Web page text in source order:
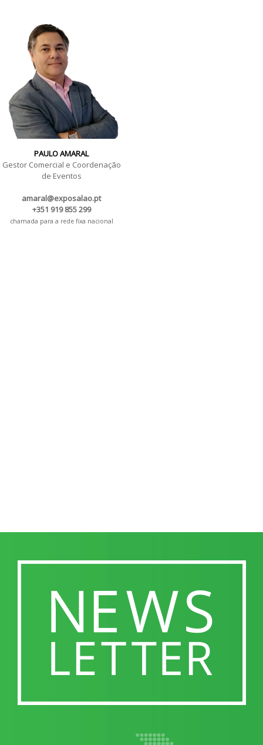
PAULO AMARAL
Gestor Comercial e Coordenação
de Eventos
amaral@exposalao.pt
+351 919 855 299
chamada para a rede fixa nacional